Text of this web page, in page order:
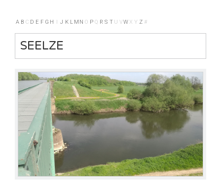
A B C D E F G H I J K L M N O P Q R S T U VW X Y Z #
SEELZE